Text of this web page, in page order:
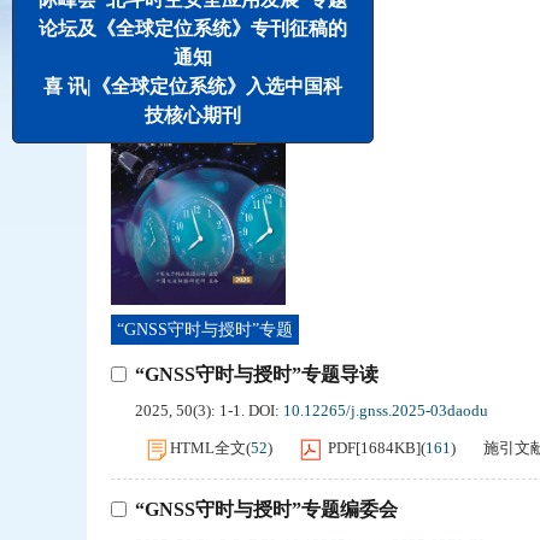
选择全部
“GNSS守时与授时”专题
“GNSS守时与授时”专题导读
2025, 50(3): 1-1. DOI: 10.12265/j.gnss.2025-03daodu
HTML全文(52) PDF[1684KB](161) 施引文
“GNSS守时与授时”专题编委会
论坛及《全球定位系统》专刊征稿的
通知
喜 讯|《全球定位系统》入选中国科
技核心期刊